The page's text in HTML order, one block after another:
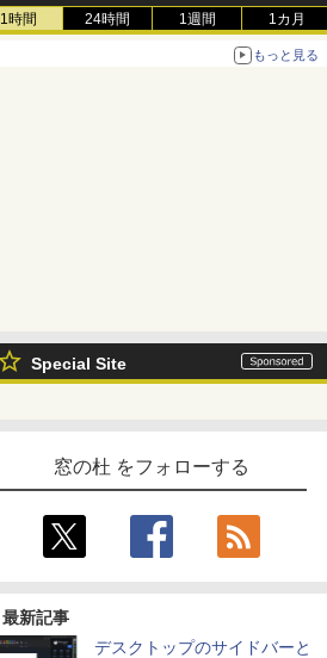
1時間 24時間 1週間 1カ月
もっと見る
Special Site
窓の杜 をフォローする
最新記事
デスクトップのサイドバーと